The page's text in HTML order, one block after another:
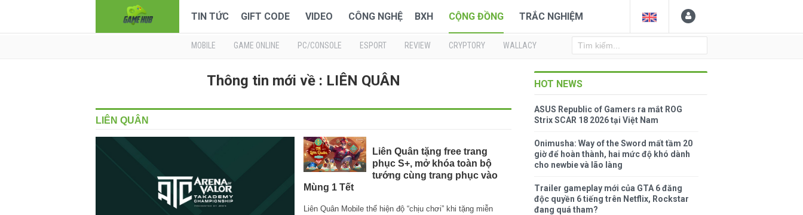
TIN TỨC GIFT CODE VIDEO CÔNG NGHỆ BXH CỘNG ĐỒNG TRẮC NGHIỆM
MOBILE GAME ONLINE PC/CONSOLE ESPORT REVIEW CRYPTORY WALLACY
Thông tin mới về : LIÊN QUÂN
LIÊN QUÂN
Liên Quân tặng free trang
phục S+, mở khóa toàn bộ
tướng cùng trang phục vào
Mùng 1 Tết
Liên Quân Mobile thể hiện độ “chịu chơi” khi tặng miễn
HOT NEWS
ASUS Republic of Gamers ra mắt ROG
Strix SCAR 18 2026 tại Việt Nam
Onimusha: Way of the Sword mất tầm 20
giờ để hoàn thành, hai mức độ khó dành
cho newbie và lão làng
Trailer gameplay mới của GTA 6 đăng
độc quyền 6 tiếng trên Netflix, Rockstar
đang quá tham?